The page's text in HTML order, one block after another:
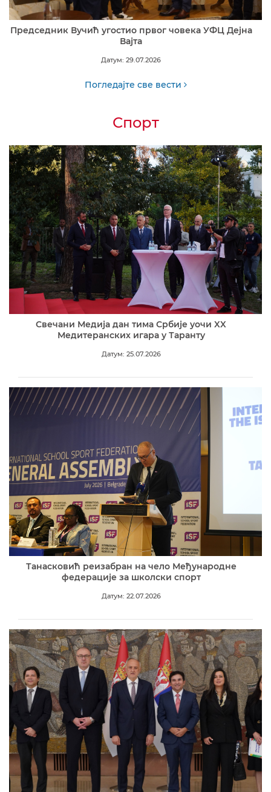
Председник Вучић угостио првог човека УФЦ Дејна
Вајта
Датум: 29.07.2026
Погледајте све вести
Спорт
Свечани Медија дан тима Србије уочи XX
Медитеранских игара у Таранту
Датум: 25.07.2026
Танасковић реизабран на чело Међународне
федерације за школски спорт
Датум: 22.07.2026